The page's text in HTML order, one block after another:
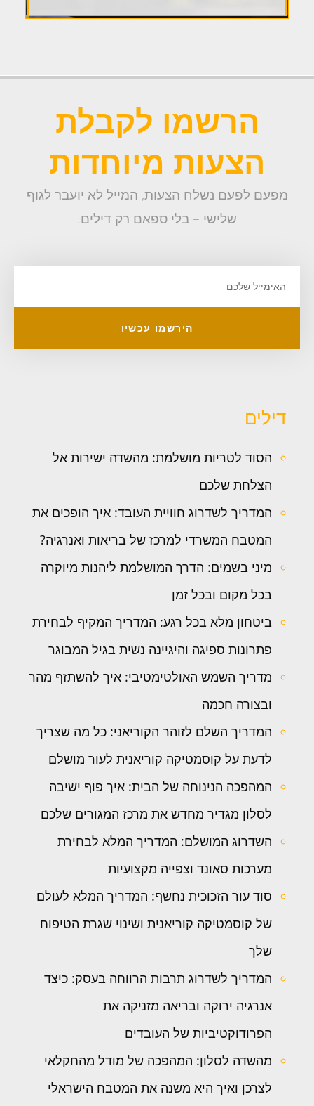
הרשמו לקבלת
הצעות מיוחדות
מפעם לפעם נשלח הצעות, המייל לא יועבר לגוף
שלישי – בלי ספאם רק דילים.
הירשמו עכשיו
דילים
הסוד לטריות מושלמת: מהשדה ישירות אל
הצלחת שלכם
המדריך לשדרוג חוויית העובד: איך הופכים את
המטבח המשרדי למרכז של בריאות ואנרגיה?
מיני בשמים: הדרך המושלמת ליהנות מיוקרה
בכל מקום ובכל זמן
ביטחון מלא בכל רגע: המדריך המקיף לבחירת
פתרונות ספיגה והיגיינה נשית בגיל המבוגר
מדריך השמש האולטימטיבי: איך להשתזף מהר
ובצורה חכמה
המדריך השלם לזוהר הקוריאני: כל מה שצריך
לדעת על קוסמטיקה קוריאנית לעור מושלם
המהפכה הנינוחה של הבית: איך פוף ישיבה
לסלון מגדיר מחדש את מרכז המגורים שלכם
השדרוג המושלם: המדריך המלא לבחירת
מערכות סאונד וצפייה מקצועיות
סוד עור הזכוכית נחשף: המדריך המלא לעולם
של קוסמטיקה קוריאנית ושינוי שגרת הטיפוח
שלך
המדריך לשדרוג תרבות הרווחה בעסק: כיצד
אנרגיה ירוקה ובריאה מזניקה את
הפרודוקטיביות של העובדים
מהשדה לסלון: המהפכה של מודל מהחקלאי
לצרכן ואיך היא משנה את המטבח הישראלי